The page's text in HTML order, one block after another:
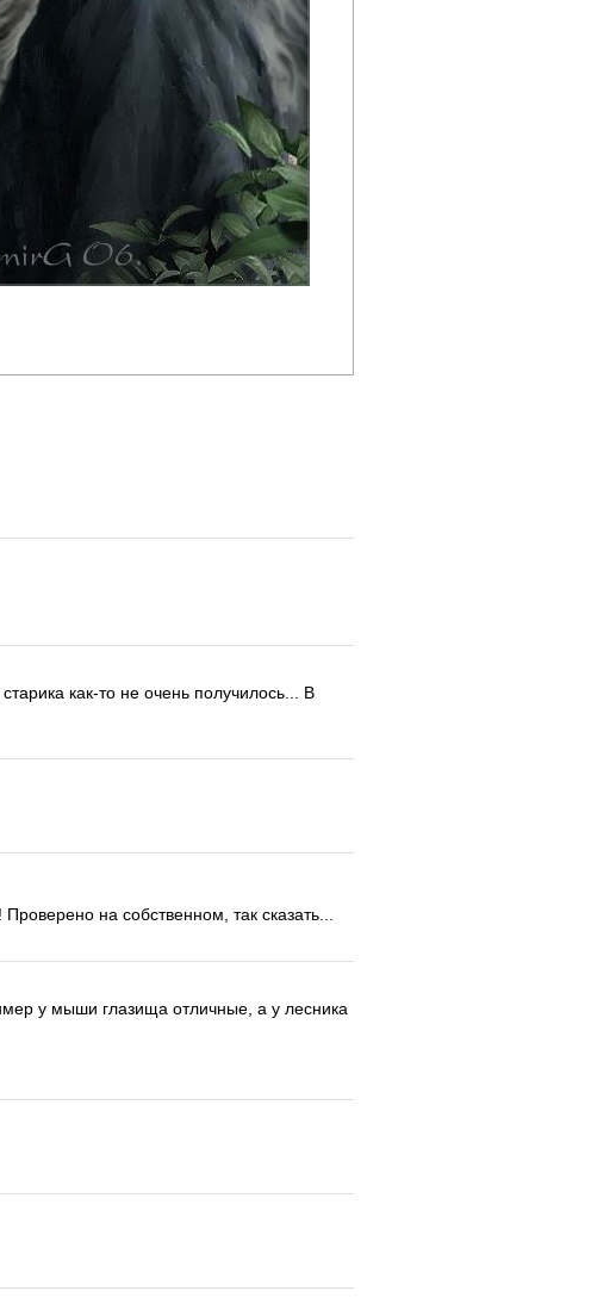
как-то не очень получилось... В
на собственном, так сказать...
у мыши глазища отличные, а у лесника